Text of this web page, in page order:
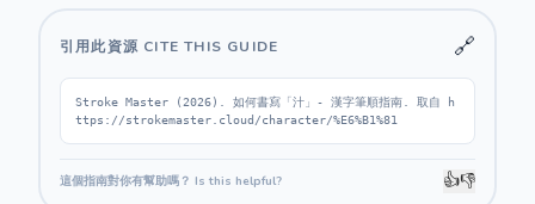
引用此資源 CITE THIS GUIDE 🔗
Stroke Master (2026). 如何書寫「汁」- 漢字筆順指南. 取自 h
ttps://strokemaster.cloud/character/%E6%B1%81
這個指南對你有幫助嗎？ Is this helpful? 👍👎